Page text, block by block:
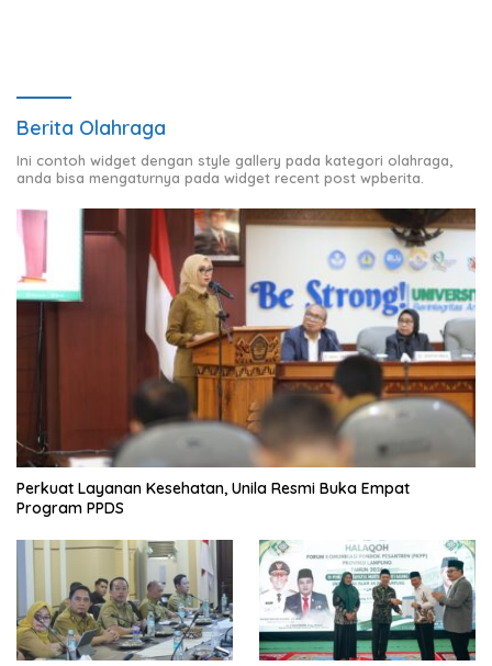
Berita Olahraga
Ini contoh widget dengan style gallery pada kategori olahraga,
anda bisa mengaturnya pada widget recent post wpberita.
Perkuat Layanan Kesehatan, Unila Resmi Buka Empat
Program PPDS